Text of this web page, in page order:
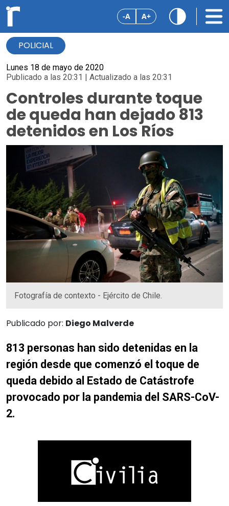
-A A+
POLICIAL
Lunes 18 de mayo de 2020
Publicado a las 20:31 | Actualizado a las 20:31
Controles durante toque
de queda han dejado 813
detenidos en Los Ríos
Fotografía de contexto - Ejército de Chile.
Publicado por: Diego Malverde
813 personas han sido detenidas en la
región desde que comenzó el toque de
queda debido al Estado de Catástrofe
provocado por la pandemia del SARS-CoV-
2.